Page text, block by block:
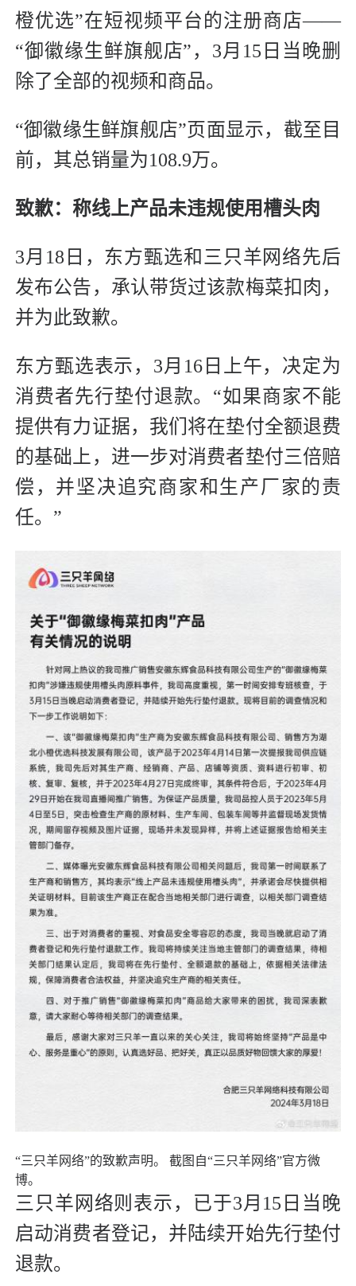
橙优选”在短视频平台的注册商店——
“御徽缘生鲜旗舰店”，3月15日当晚删
除了全部的视频和商品。
“御徽缘生鲜旗舰店”页面显示，截至目
前，其总销量为108.9万。
致歉：称线上产品未违规使用槽头肉
3月18日，东方甄选和三只羊网络先后
发布公告，承认带货过该款梅菜扣肉，
并为此致歉。
东方甄选表示，3月16日上午，决定为
消费者先行垫付退款。“如果商家不能
提供有力证据，我们将在垫付全额退费
的基础上，进一步对消费者垫付三倍赔
偿，并坚决追究商家和生产厂家的责
任。”
“三只羊网络”的致歉声明。 截图自“三只羊网络”官方微
博。
三只羊网络则表示，已于3月15日当晚
启动消费者登记，并陆续开始先行垫付
退款。